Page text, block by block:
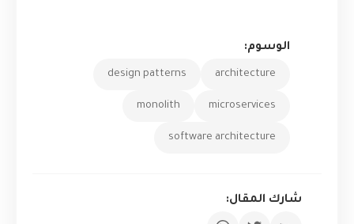
الوسوم:
architecture
design patterns
microservices
monolith
software architecture
شارك المقال: